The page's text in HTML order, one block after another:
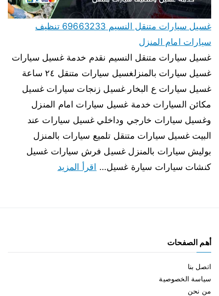
غسيل سيارات متنقل النسيم 69663233 تنظيف
سيارات امام المنزل
غسيل سيارات متنقل النسيم نقدم خدمة غسيل سيارات
غسيل سيارات بالمنزلغسيل سيارات متنقل ٢٤ ساعة
غسيل سيارات ع البخار غسيل زنجات سيارات غسيل
مكائن السيارات خدمة غسيل سيارات امام المنزل
وغسيل سيارات خارجي وداخلي غسيل سيارات عند
البيت غسيل سيارات متنقل تلميع سيارات بالمنزل
بوليش سيارات بالمنزل غسيل فرش سيارات غسيل
كنشات سيارات سيارة غسيل… اقرأ المزيد
أهم الصفحات
اتصل بنا
سياسة الخصوصية
من نحن